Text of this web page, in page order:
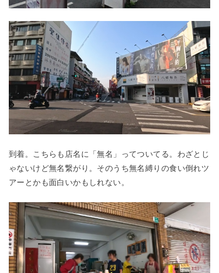
到着。こちらも店名に「無名」ってついてる。わざとじ
ゃないけど無名繋がり。そのうち無名縛りの食い倒れツ
アーとかも面白いかもしれない。